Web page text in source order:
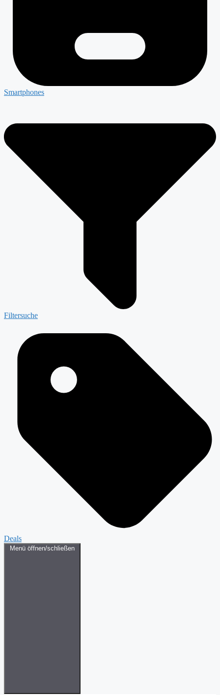
Smartphones
Filtersuche
Deals
Menü öffnen/schließen